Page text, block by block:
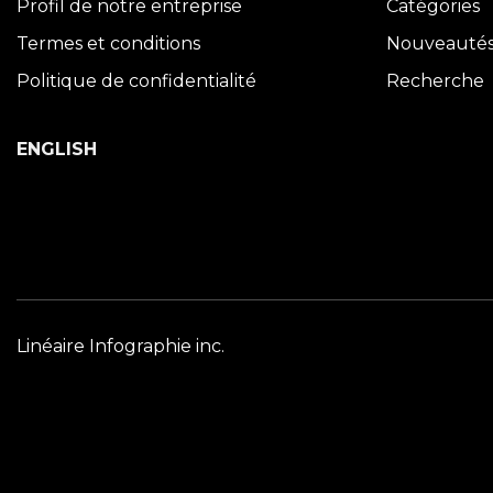
Profil de notre entreprise
Termes et conditions
Politique de confidentialité
Catégories
Recherche
ENGLISH
Linéaire Infographie inc.